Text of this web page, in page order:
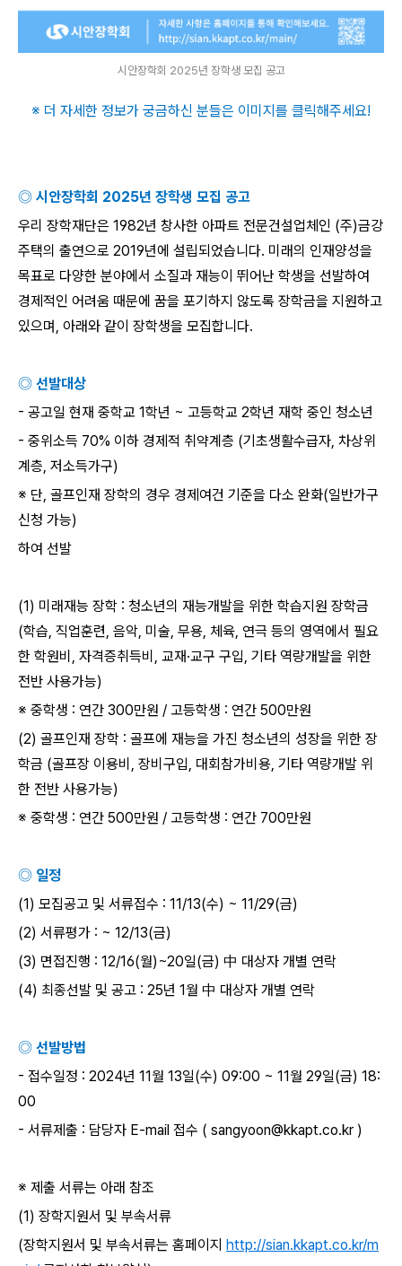
시안장학회 2025년 장학생 모집 공고
※ 더 자세한 정보가 궁금하신 분들은 이미지를 클릭해주세요!
◎ 시안장학회 2025년 장학생 모집 공고
우리 장학재단은 1982년 창사한 아파트 전문건설업체인 (주)금강
주택의 출연으로 2019년에 설립되었습니다. 미래의 인재양성을
목표로 다양한 분야에서 소질과 재능이 뛰어난 학생을 선발하여
경제적인 어려움 때문에 꿈을 포기하지 않도록 장학금을 지원하고
있으며, 아래와 같이 장학생을 모집합니다.
◎ 선발대상
- 공고일 현재 중학교 1학년 ~ 고등학교 2학년 재학 중인 청소년
- 중위소득 70% 이하 경제적 취약계층 (기초생활수급자, 차상위
계층, 저소득가구)
※ 단, 골프인재 장학의 경우 경제여건 기준을 다소 완화(일반가구
신청 가능)
하여 선발
(1) 미래재능 장학 : 청소년의 재능개발을 위한 학습지원 장학금
(학습, 직업훈련, 음악, 미술, 무용, 체육, 연극 등의 영역에서 필요
한 학원비 , 자격증취득비 , 교재·교구 구입, 기타 역량개발을 위한
전반 사용가능)
※ 중학생 : 연간 300만원 / 고등학생 : 연간 500만원
(2) 골프인재 장학 : 골프에 재능을 가진 청소년의 성장을 위한 장
학금 (골프장 이용비 , 장비구입, 대회참가비용, 기타 역량개발 위
한 전반 사용가능)
※ 중학생 : 연간 500만원 / 고등학생 : 연간 700만원
◎ 일정
(1) 모집공고 및 서류접수 : 11/13(수) ~ 11/29(금)
(2) 서류평가 : ~ 12/13(금)
(3) 면접진행 : 12/16(월)~20일(금) 中 대상자 개별 연락
(4) 최종선발 및 공고 : 25년 1월 中 대상자 개별 연락
◎ 선발방법
- 접수일정 : 2024년 11월 13일(수) 09:00 ~ 11월 29일(금) 18:
00
- 서류제출 : 담당자 E-mail 접수 ( sangyoon@kkapt.co.kr )
※ 제출 서류는 아래 참조
(1) 장학지원서 및 부속서류
(장학지원서 및 부속서류는 홈페이지 http://sian.kkapt.co.kr/m